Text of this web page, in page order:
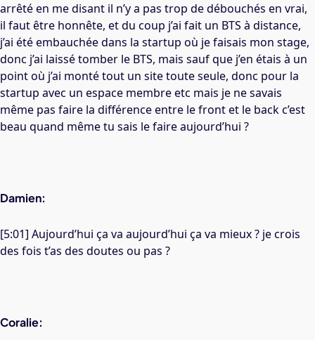
arrêté en me disant il n’y a pas trop de débouchés en vrai,
il faut être honnête, et du coup j’ai fait un BTS à distance,
j’ai été embauchée dans la startup où je faisais mon stage,
donc j’ai laissé tomber le BTS, mais sauf que j’en étais à un
point où j’ai monté tout un site toute seule, donc pour la
startup avec un espace membre etc mais je ne savais
même pas faire la différence entre le front et le back c’est
beau quand même tu sais le faire aujourd’hui ?
Damien:
[5:01] Aujourd’hui ça va aujourd’hui ça va mieux ? je crois
des fois t’as des doutes ou pas ?
Coralie: